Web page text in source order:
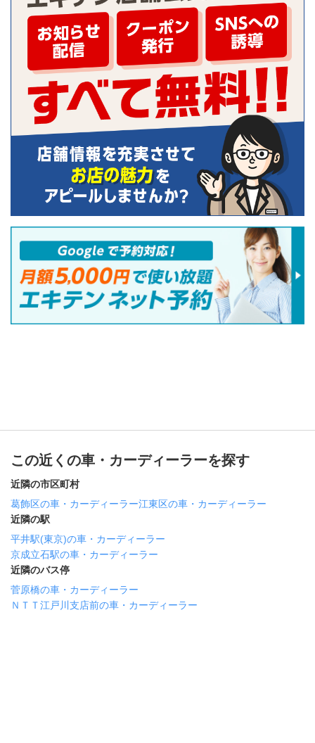
この近くの車・カーディーラーを探す
近隣の市区町村
葛飾区の車・カーディーラー江東区の車・カーディーラー
近隣の駅
平井駅(東京)の車・カーディーラー
京成立石駅の車・カーディーラー
近隣のバス停
菅原橋の車・カーディーラー
ＮＴＴ江戸川支店前の車・カーディーラー